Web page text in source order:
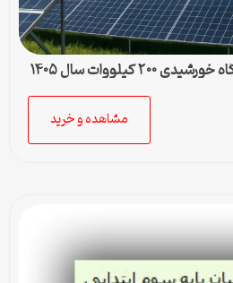
کیلووات سال ۱۴۰۵
مشاهده و خرید